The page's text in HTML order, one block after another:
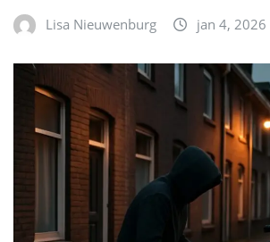
Lisa Nieuwenburg jan 4, 2026